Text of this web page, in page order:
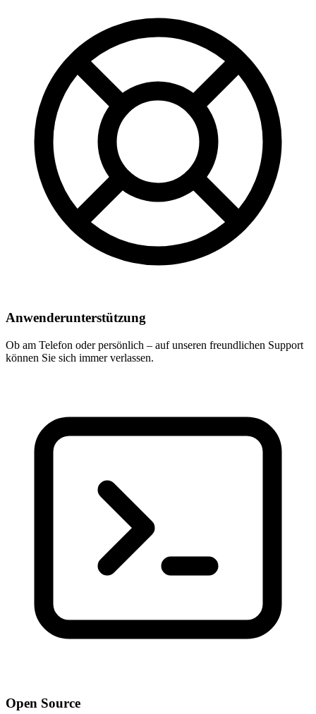
Anwenderunterstützung
Ob am Telefon oder persönlich – auf unseren freundlichen Support
können Sie sich immer verlassen.
Open Source